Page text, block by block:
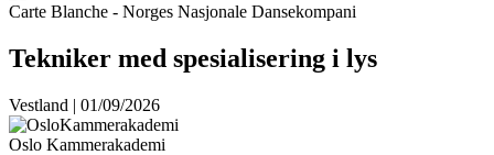
Carte Blanche - Norges Nasjonale Dansekompani
Tekniker med spesialisering i lys
Vestland | 01/09/2026
Oslo Kammerakademi